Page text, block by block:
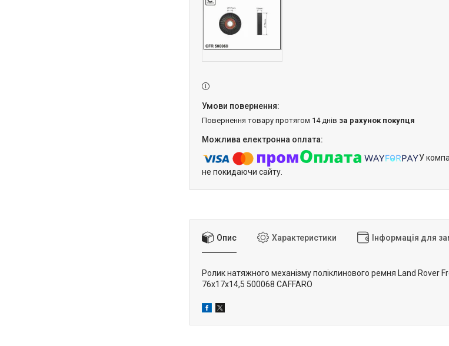
повернення товару протягом 14 днів за рахунок покупця
У
не покидаючи сайту.
Опис Характеристики Інформація для
Ролик натяжного механізму поліклинового ремня Land
76x17x14,5 500068 CAFFARO